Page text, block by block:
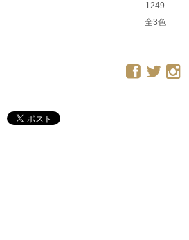
1249
全3色